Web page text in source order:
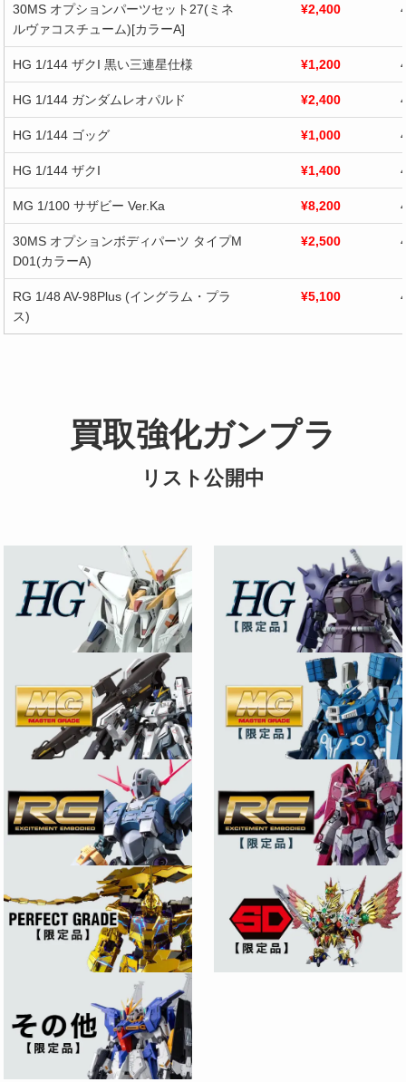
30MS オプションパーツセット27(ミネ
ルヴァコスチューム)[カラーA]
¥2,400
HG 1/144 ザクI 黒い三連星仕様 ¥1,200
HG 1/144 ガンダムレオパルド ¥2,400
HG 1/144 ゴッグ ¥1,000
HG 1/144 ザクI ¥1,400
MG 1/100 サザビー Ver.Ka ¥8,200
30MS オプションボディパーツ タイプM
D01(カラーA)
¥2,500
RG 1/48 AV-98Plus (イングラム・プラ
ス)
¥5,100
買取強化ガンプラ
リスト公開中